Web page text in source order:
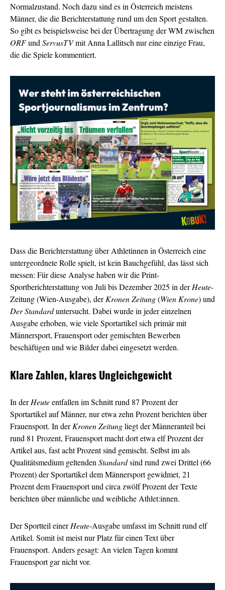
Normalzustand. Noch dazu sind es in Österreich meistens
Männer, die die Berichterstattung rund um den Sport gestalten.
So gibt es beispielsweise bei der Übertragung der WM zwischen
ORFund ServusTVmit Anna Lallitsch nur eine einzige Frau,
die die Spiele kommentiert.
Dass die Berichterstattung über Athletinnen in Österreich eine
untergeordnete Rolle spielt, ist kein Bauchgefühl, das lässt sich
messen: Für diese Analyse haben wir die Print-
Sportberichterstattung von Juli bis Dezember 2025 in derHeute-
Zeitung (Wien-Ausgabe), derKronen Zeitung(Wien Krone) und
Der Standarduntersucht. Dabei wurde in jeder einzelnen
Ausgabe erhoben, wie viele Sportartikel sich primär mit
Männersport, Frauensport oder gemischten Bewerben
beschäftigen undwie Bilder dabei eingesetzt werden.
Klare Zahlen, klares Ungleichgewicht
In derHeuteentfallen im Schnitt rund 87 Prozent der
Sportartikel auf Männer, nur etwa zehn Prozent berichten über
Frauensport. In derKronen Zeitungliegt der Männeranteil bei
rund 81 Prozent, Frauensport macht dort etwa elf Prozent der
Artikel aus, fast acht Prozent sind gemischt. Selbst im als
Qualitätsmedium geltendenStandardsind rund zwei Drittel (66
Prozent) der Sportartikel dem Männersport gewidmet, 21
Prozent dem Frauensport und circa zwölf Prozent der Texte
berichten über männliche und weibliche Athlet:innen.
Der Sportteil einerHeute-Ausgabe umfasst im Schnitt rund elf
Artikel. Somit ist meist nur Platz für einen Text über
Frauensport. Anders gesagt: An vielen Tagen kommt
Frauensport gar nicht vor.